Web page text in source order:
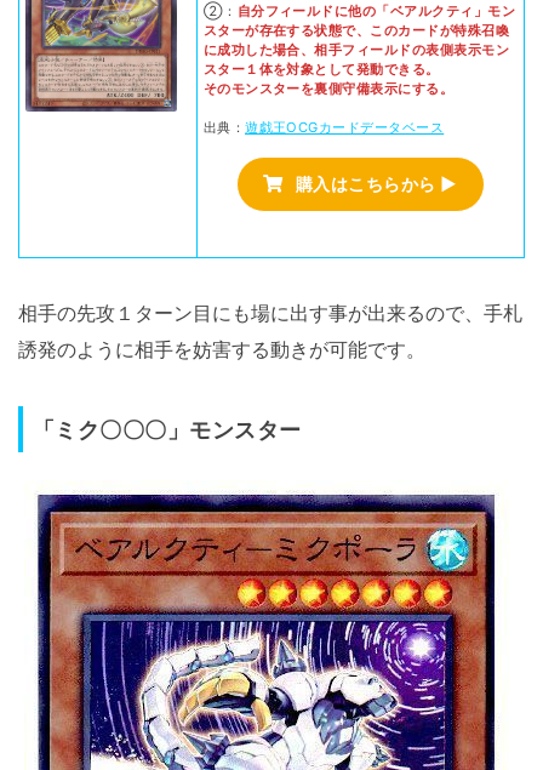
②： 自分フィールドに他の「ベアルクティ」モン
スターが存在する状態で、このカードが特殊召喚
に成功した場合、相手フィールドの表側表示モン
スター１体を対象として発動できる。
そのモンスターを裏側守備表示にする。
出典：遊戯王OCGカードデータベース
購入はこちらから ▶
相手の先攻１ターン目にも場に出す事が出来るので、手札
誘発のように相手を妨害する動きが可能です。
「ミク〇〇〇」モンスター